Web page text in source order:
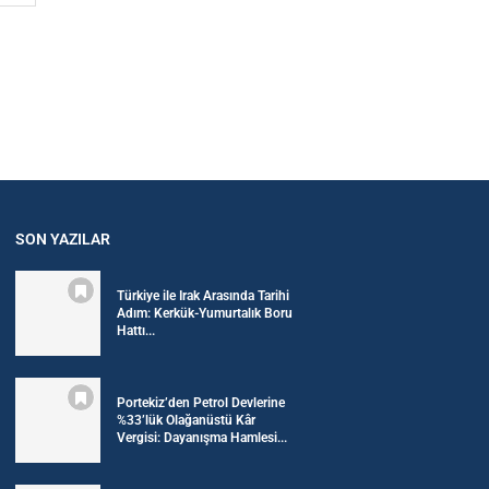
SON YAZILAR
Türkiye ile Irak Arasında Tarihi
Adım: Kerkük-Yumurtalık Boru
Hattı...
Portekiz’den Petrol Devlerine
%33’lük Olağanüstü Kâr
Vergisi: Dayanışma Hamlesi...